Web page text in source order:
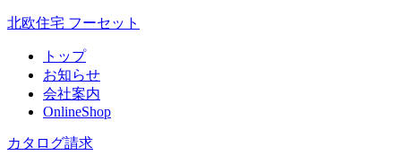
北欧住宅 フーセット
トップ
お知らせ
会社案内
OnlineShop
カタログ請求